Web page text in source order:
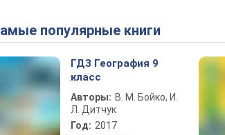
Самые популярные книги
ГДЗ География 9
класс
Авторы: В. М. Бойко, И.
Л. Дитчук
Год: 2017